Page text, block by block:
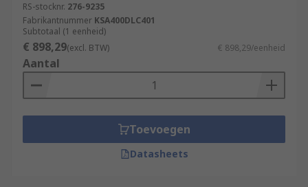
RS-stocknr. 276-9235
Fabrikantnummer KSA400DLC401
Subtotaal (1 eenheid)
€ 898,29(excl. BTW) € 898,29/eenheid
Aantal
Toevoegen
Datasheets